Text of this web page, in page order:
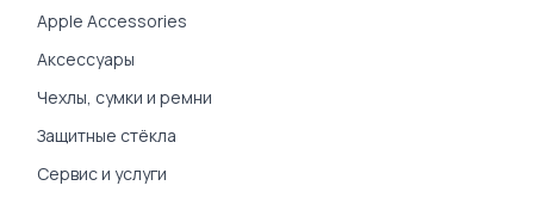
Apple Accessories
Аксессуары
Чехлы, сумки и ремни
Защитные стёкла
Сервис и услуги